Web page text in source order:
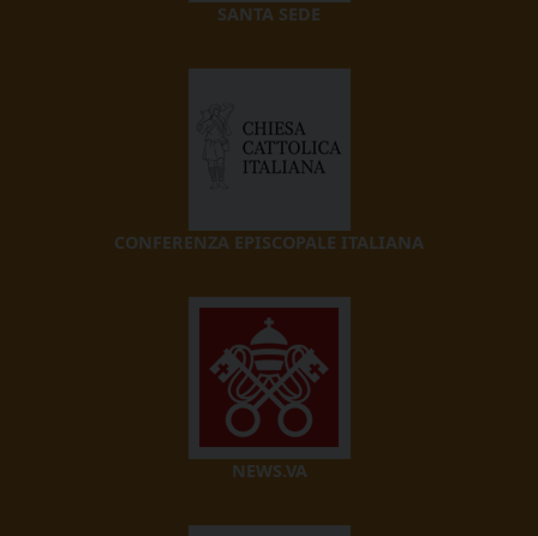
SANTA SEDE
CONFERENZA EPISCOPALE ITALIANA
NEWS.VA